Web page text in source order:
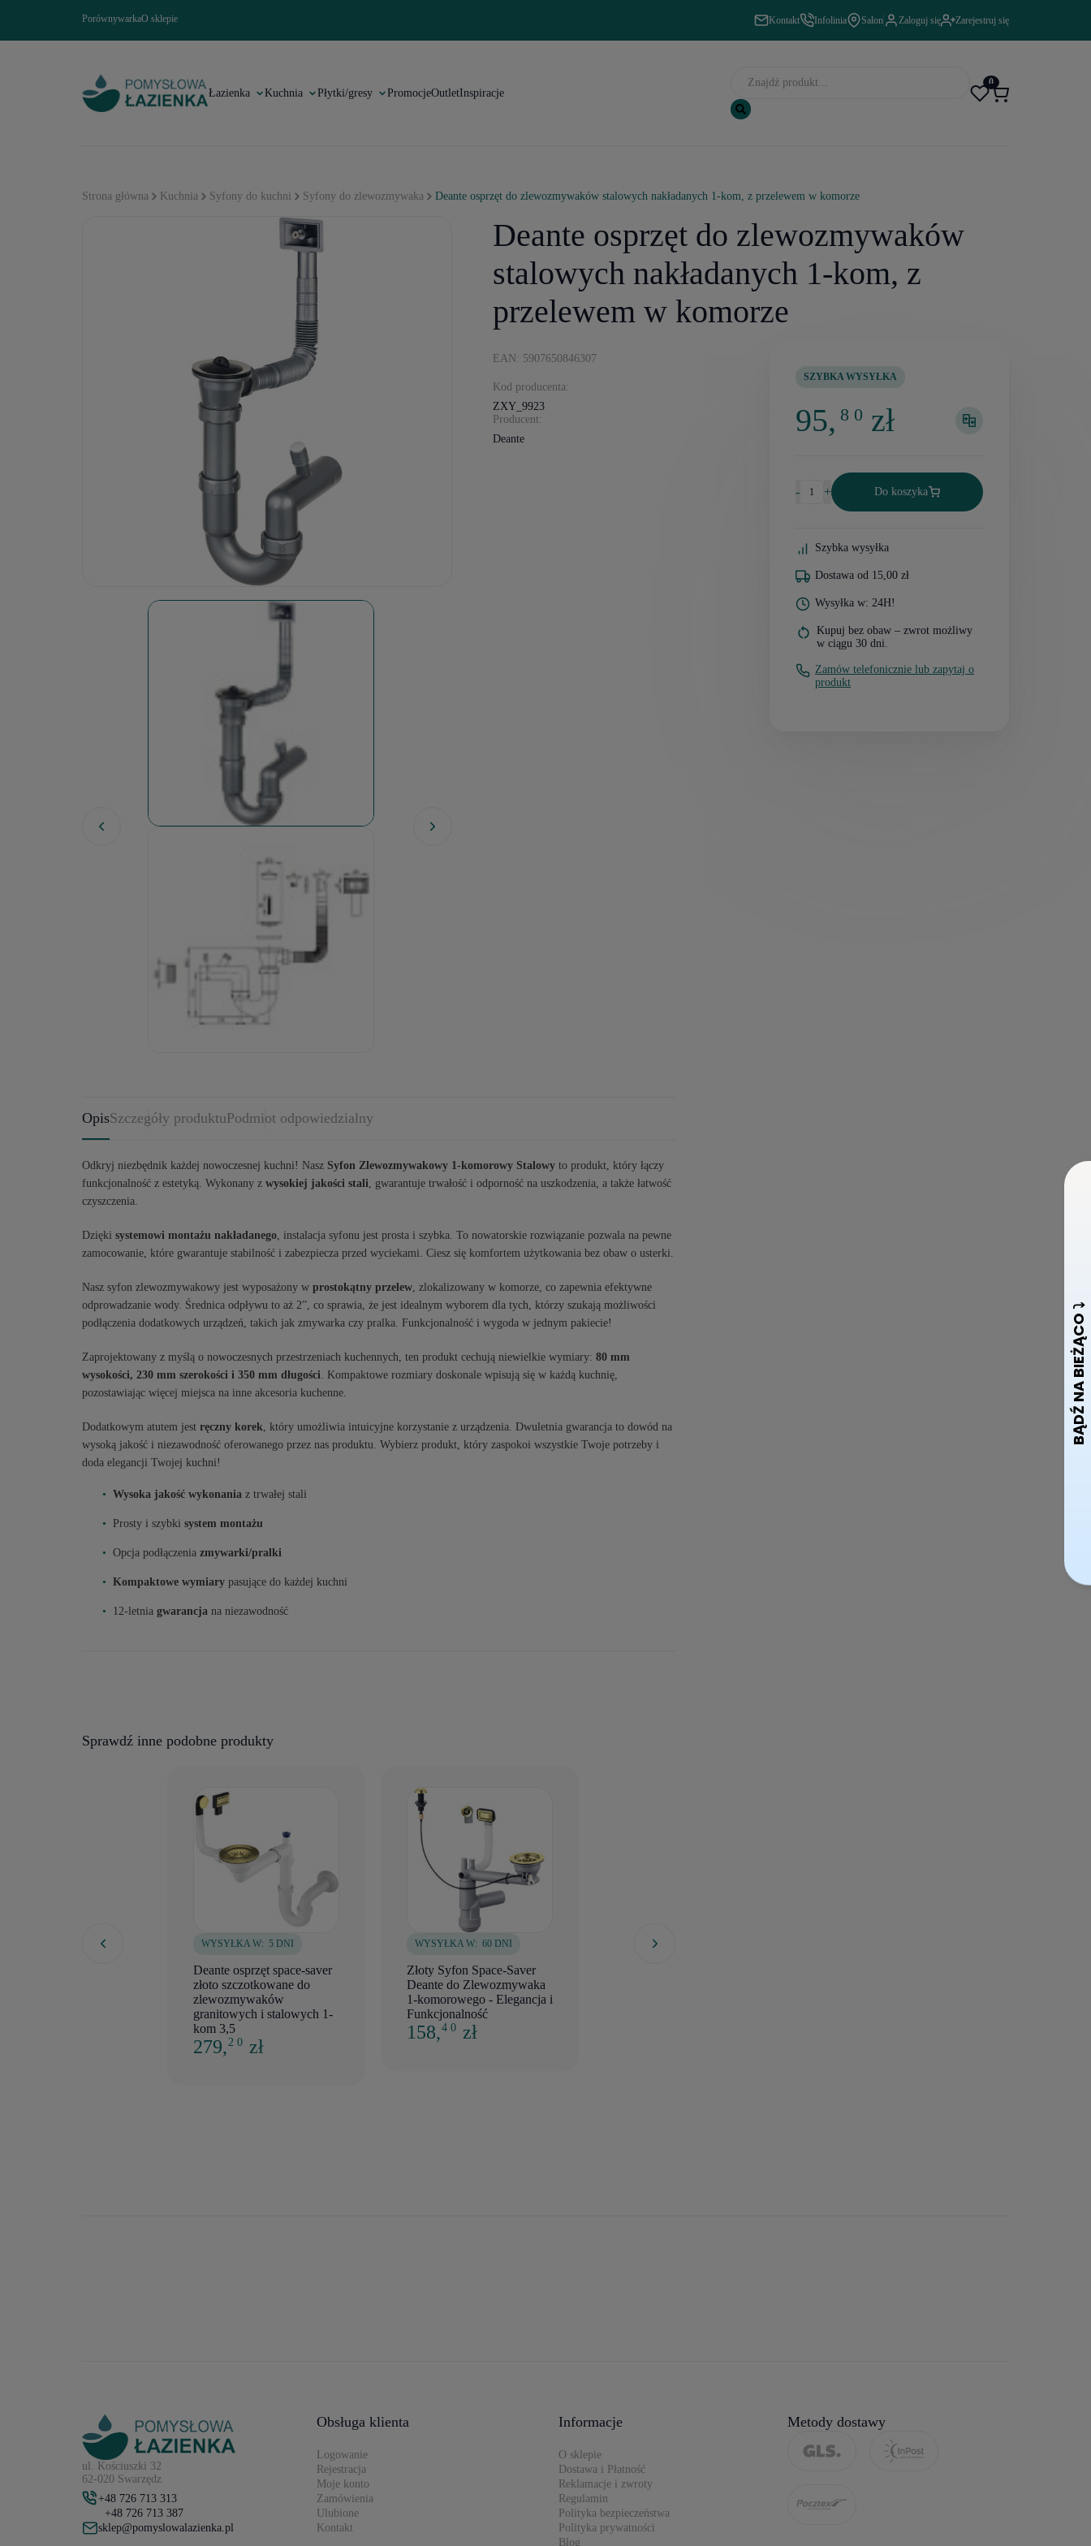
PorównywarkaO sklepie Kontakt Infolinia Salon Zaloguj się Zarejestruj się
Łazienka Kuchnia Płytki/gresy PromocjeOutletInspiracje
0
Strona główna Kuchnia Syfony do kuchni Syfony do zlewozmywaka Deante osprzęt do zlewozmywaków stalowych nakładanych 1-kom, z przelewem w komorze
Deante osprzęt do zlewozmywaków
stalowych nakładanych 1-kom, z
przelewem w komorze
EAN: 5907650846307
Kod producenta:
ZXY_9923
Producent:
Deante
SZYBKA WYSYŁKA
95,8 0 zł
- + Do koszyka
Szybka wysyłka
Dostawa od 15,00 zł
Wysyłka w: 24H!
Kupuj bez obaw – zwrot możliwy
w ciągu 30 dni.
Zamów telefonicznie lub zapytaj o
produkt
OpisSzczegóły produktuPodmiot odpowiedzialny
Odkryj niezbędnik każdej nowoczesnej kuchni! Nasz Syfon Zlewozmywakowy 1-komorowy Stalowyto produkt, który łączy
funkcjonalność z estetyką. Wykonany z wysokiej jakości stali , gwarantuje trwałość i odporność na uszkodzenia, a także łatwość
czyszczenia.
Dzięki systemowi montażu nakładanego, instalacja syfonu jest prosta i szybka. To nowatorskie rozwiązanie pozwala na pewne
zamocowanie, które gwarantuje stabilność i zabezpiecza przed wyciekami. Ciesz się komfortem użytkowania bez obaw o usterki.
Nasz syfon zlewozmywakowy jest wyposażony w prostokątny przelew, zlokalizowany w komorze, co zapewnia efektywne
odprowadzanie wody. Średnica odpływu to aż 2”, co sprawia, że jest idealnym wyborem dla tych, którzy szukają możliwości
podłączenia dodatkowych urządzeń, takich jak zmywarka czy pralka. Funkcjonalność i wygoda w jednym pakiecie!
Zaprojektowany z myślą o nowoczesnych przestrzeniach kuchennych, ten produkt cechują niewielkie wymiary: 80 mm
wysokości, 230 mm szerokości i 350 mm długości . Kompaktowe rozmiary doskonale wpisują się w każdą kuchnię,
pozostawiając więcej miejsca na inne akcesoria kuchenne.
Dodatkowym atutem jest ręczny korek , który umożliwia intuicyjne korzystanie z urządzenia. Dwuletnia gwarancja to dowód na
wysoką jakość i niezawodność oferowanego przez nas produktu. Wybierz produkt, który zaspokoi wszystkie Twoje potrzeby i
doda elegancji Twojej kuchni!
Wysoka jakość wykonania z trwałej stali
Prosty i szybki system montażu
Opcja podłączenia zmywarki/pralki
Kompaktowe wymiarypasujące do każdej kuchni
12-letnia gwarancja na niezawodność
Sprawdź inne podobne produkty
WYSYŁKA W: 5 DNI
Deante osprzęt space-saver
złoto szczotkowane do
zlewozmywaków
granitowych i stalowych 1-
kom 3,5
279,2 0 zł
WYSYŁKA W: 60 DNI
Złoty Syfon Space-Saver
Deante do Zlewozmywaka
1-komorowego - Elegancja i
Funkcjonalność
158,4 0 zł
WYSYŁKA W:
ul. Kościuszki 32
62-020 Swarzędz
+48 726 713 313
+48 726 713 387
sklep@pomyslowalazienka.pl
Obsługa klienta
Logowanie
Rejestracja
Moje konto
Zamówienia
Ulubione
Kontakt
Informacje
O sklepie
Dostawa i Płatność
Reklamacje i zwroty
Regulamin
Polityka bezpieczeństwa
Polityka prywatności
Blog
Metody dostawy